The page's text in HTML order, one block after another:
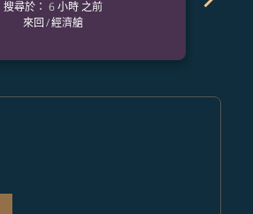
搜尋於： 6 小時 之前
來回/經濟艙
view-offers-disclaimer. 查找票價
cmp-view-offers-disclaimer. 查找票價
2026/08/11 – 2026/08/26: 從